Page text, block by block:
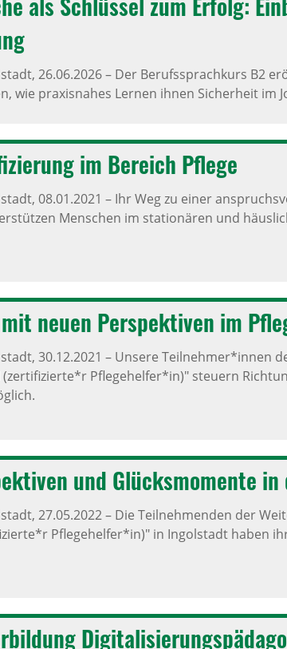
26.06.2026–Der Berufssprachkurs B2
wie praxisnahes Lernen ihnen Sicherheit im
im Bereich Pflege
08.01.2021 –Ihr Weg zu einer
Menschen im stationären und
neuen Perspek­tiven im
30.12.2021 –Unsere Teilnehmer*innen
(zertifizierte*r Pflegehelfer*in)" steuern
und Glücks­mo­mente in
27.05.2022–Die Teilnehmenden der
Pflegehelfer*in)" in Ingolstadt haben